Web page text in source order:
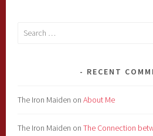
Search
RECENT
The Iron Maiden onAbout Me
The Iron Maiden onThe Connection